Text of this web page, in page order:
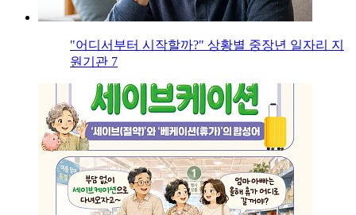
"어디서부터 시작할까?" 상황별 중장년 일자리 지
원기관 7